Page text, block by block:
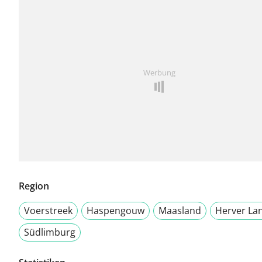
Werbung
Region
Voerstreek
Haspengouw Maasland
Herver
Südlimburg